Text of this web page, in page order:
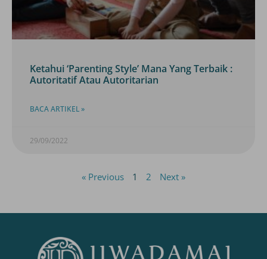
Ketahui ‘Parenting Style’ Mana Yang Terbaik :
Autoritatif Atau Autoritarian
BACA ARTIKEL »
29/09/2022
« Previous 1 2 Next »